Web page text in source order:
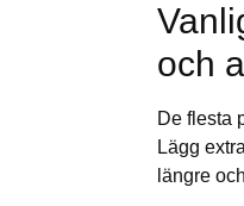
och
De flesta
Lägg
längre